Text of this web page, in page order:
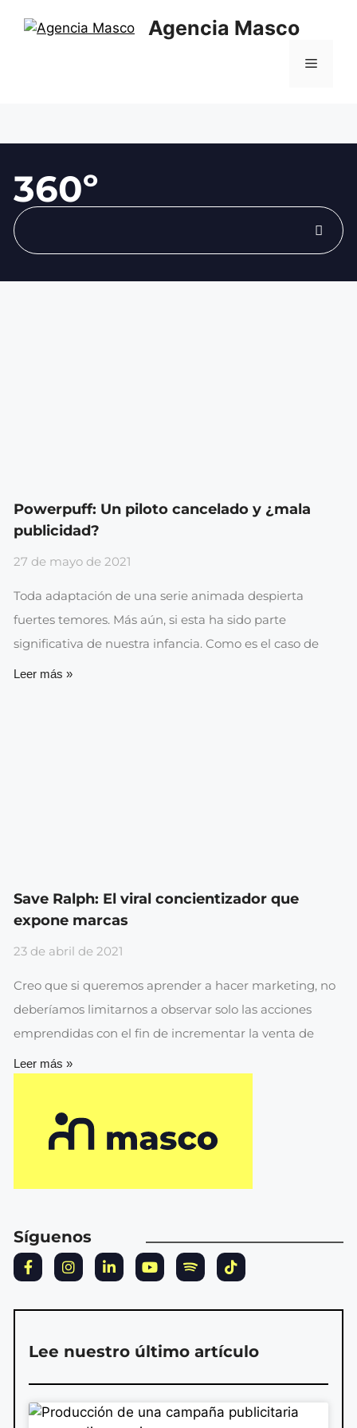
Agencia Masco
360º
Powerpuff: Un piloto cancelado y ¿mala
publicidad?
27 de mayo de 2021
Toda adaptación de una serie animada despierta
fuertes temores. Más aún, si esta ha sido parte
significativa de nuestra infancia. Como es el caso de
Leer más »
Save Ralph: El viral concientizador que
expone marcas
23 de abril de 2021
Creo que si queremos aprender a hacer marketing, no
deberíamos limitarnos a observar solo las acciones
emprendidas con el fin de incrementar la venta de
Leer más »
Síguenos
Lee nuestro último artículo